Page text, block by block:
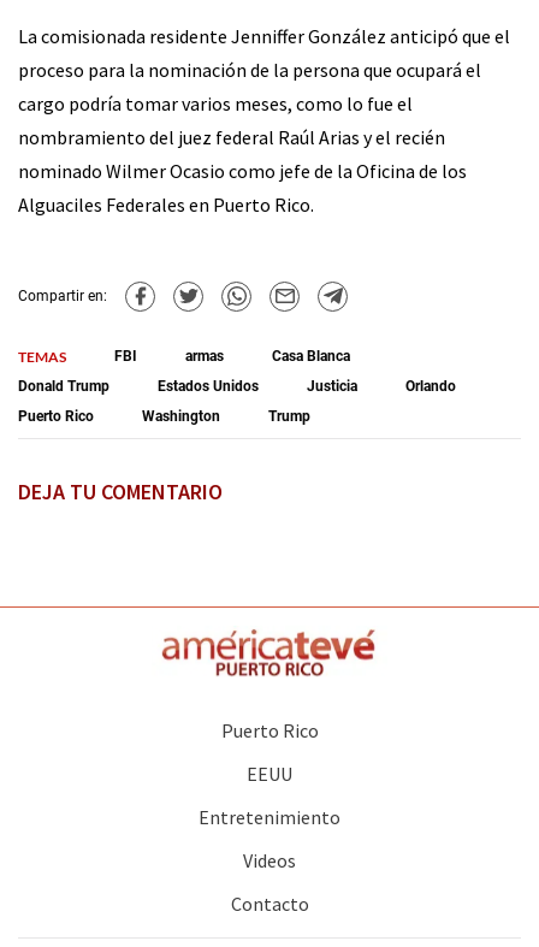
La comisionada residente Jenniffer González anticipó que el
proceso para la nominación de la persona que ocupará el
cargo podría tomar varios meses, como lo fue el
nombramiento del juez federal Raúl Arias y el recién
nominado Wilmer Ocasio como jefe de la Oficina de los
Alguaciles Federales en Puerto Rico.
Compartir en:
TEMAS FBI armas
Casa Blanca
Donald Trump
Estados Unidos Justicia
Orlando
Puerto Rico
Washington Trump
DEJA TU COMENTARIO
Puerto Rico
EEUU
Entretenimiento
Videos
Contacto